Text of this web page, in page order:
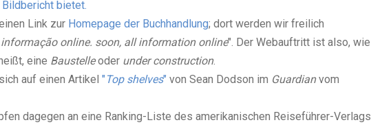
Bildbericht bietet.
Link zur Homepage der Buchhandlung; dort werden wir freilich
informação online. soon, all information online". Der Webauftritt ist also, wie
eine Baustelleoder under construction.
auf einen Artikel " Top shelves" von Sean Dodson im Guardianvom
dagegen an eine Ranking-Liste des amerikanischen Reiseführer-Verlags